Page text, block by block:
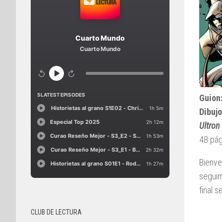
Guion:
Ultron
48
final
CLUB DE LECTURA